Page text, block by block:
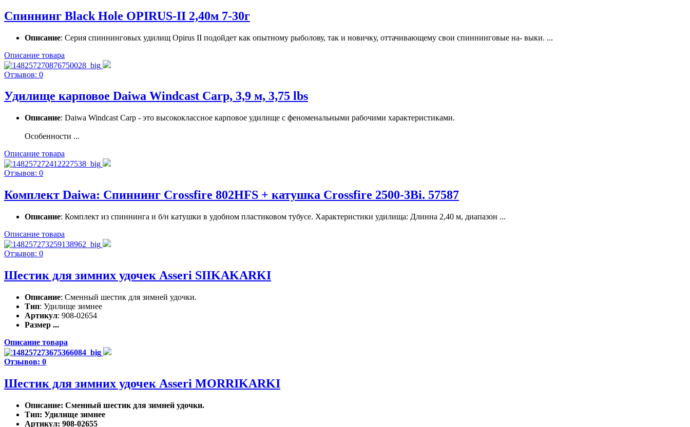
Спиннинг Black Hole OPIRUS-II 2,40м 7-30г
Описание: Серия спиннинговых удилищ Opirus II подойдет как опытному рыболову, так и новичку, оттачивающему свои спиннинговые на- выки. ...
Описание товара
Отзывов: 0
Удилище карповое Daiwa Windcast Carp, 3,9 м, 3,75 lbs
Описание: Daiwa Windcast Carp - это высококлассное карповое удилище с феноменальными рабочими характеристиками.
Особенности ...
Описание товара
Отзывов: 0
Комплект Daiwa: Спиннинг Crossfire 802HFS + катушка Crossfire 2500-3Bi. 57587
Описание: Комплект из спиннинга и б/н катушки в удобном пластиковом тубусе. Характеристики удилища: Длинна 2,40 м, диапазон ...
Описание товара
Отзывов: 0
Шестик для зимних удочек Asseri SIIKAKARKI
Описание: Сменный шестик для зимней удочки.
Тип: Удилище зимнее
Артикул: 908-02654
Размер ...
Описание товара
Отзывов: 0
Шестик для зимних удочек Asseri MORRIKARKI
Описание: Сменный шестик для зимней удочки.
Тип: Удилище зимнее
Артикул: 908-02655